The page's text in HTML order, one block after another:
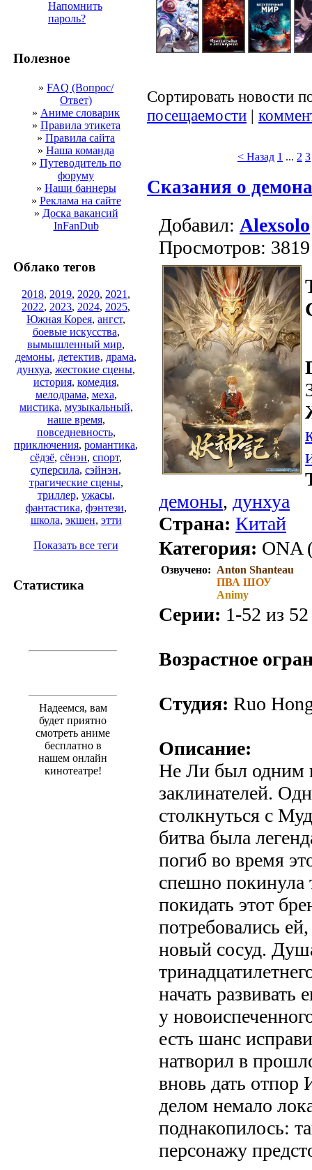
Напомнить
пароль?
Полезное
» FAQ (Вопрос/
Ответ)
» Аниме словарик
» Правила этикета
» Правила сайта
» Наша команда
» Путеводитель по
форуму
» Наши баннеры
» Реклама на сайте
» Доска вакансий
InFanDub
Облако тегов
2018, 2019, 2020, 2021 ,
2022, 2023, 2024, 2025,
Южная Корея, ангст,
боевые искусства,
вымышленный мир,
демоны, детектив, драма,
дунхуа, жестокие сцены,
история, комедия,
мелодрама, меха,
мистика, музыкальный,
наше время,
повседневность,
приключения, романтика,
сёдзё, сёнэн, спорт,
суперсила, сэйнэн,
трагические сцены,
триллер, ужасы,
фантастика, фэнтези,
школа, экшен, этти
Показать все теги
Статистика
Надеемся, вам
будет приятно
смотреть аниме
бесплатно в
нашем онлайн
кинотеатре!
Сортировать новости
посещаемости |
< Назад 1 ... 2 3
Сказания о
Добавил: Alexsolo
Просмотров: 3819
демоны, дунхуа
Страна: Китай
Категория: ONA
Озвучено: Anton Shanteau
ПВА ШОУ
Animy
Серии: 1-52 из
Возрастное
Студия: Ruo
Описание:
Не Ли был одним
заклинателей.
столкнуться с
битва была
погиб во время
спешно покинула
покидать этот
потребовались
новый сосуд.
начать развивать
у
есть шанс
натворил в
вновь дать
делом немало
поднакопилось:
персонажу